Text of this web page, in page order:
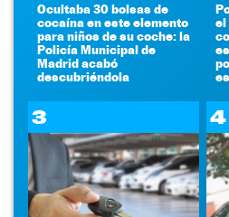
Ocultaba 30 bolsas de
cocaína en este elemento
para niños de su coche: la
Policía Municipal de
Madrid acabó
descubriéndola
el
3 4